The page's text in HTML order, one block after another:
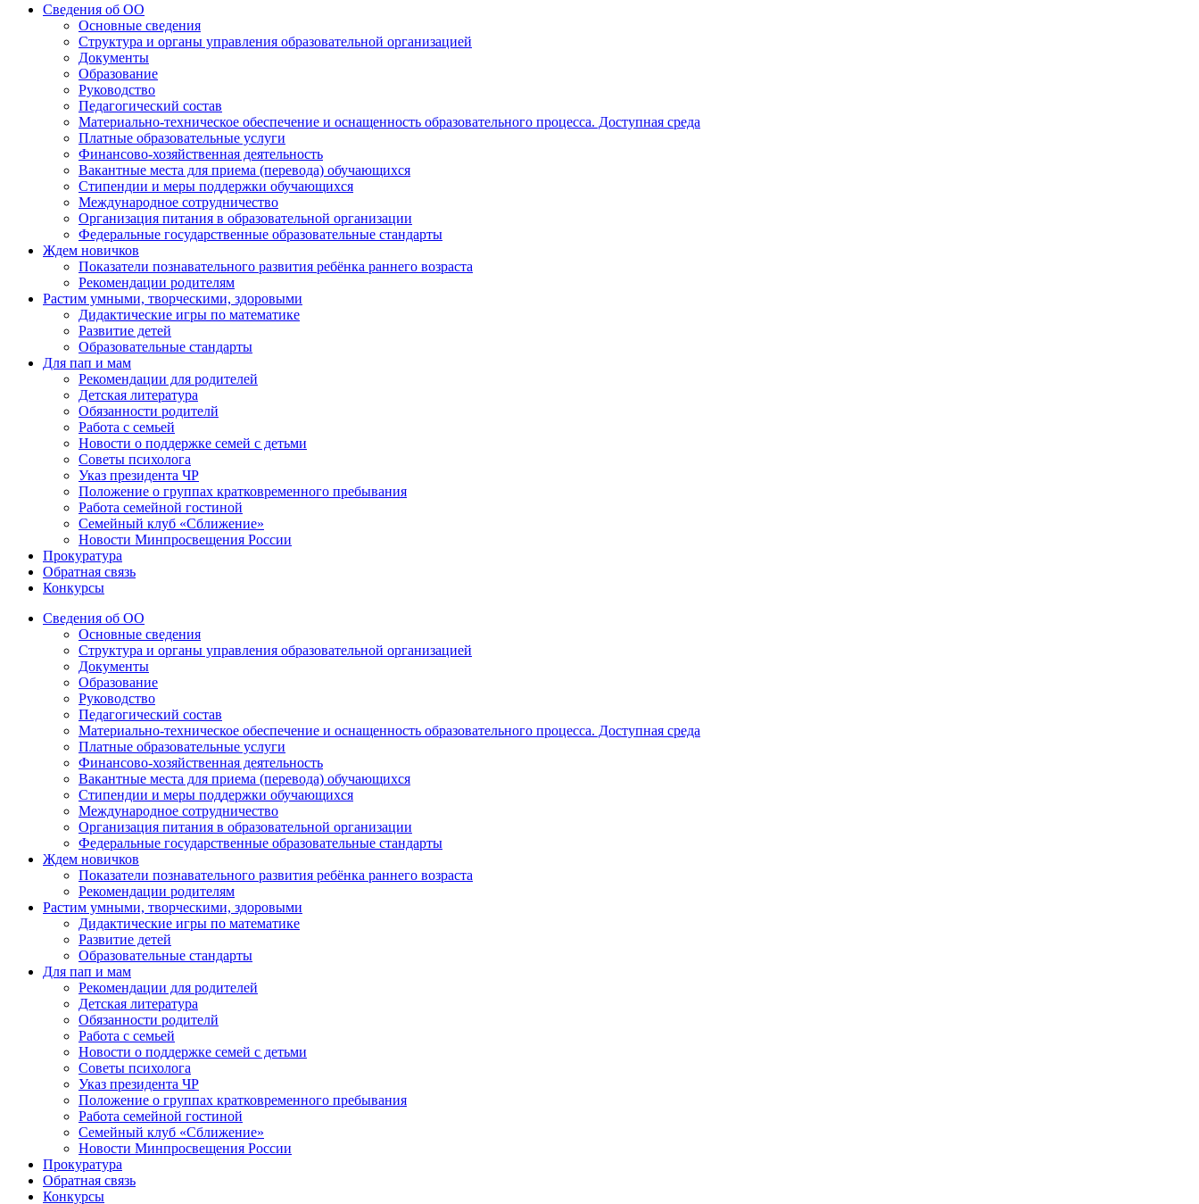
Сведения об ОО
Основные сведения
Структура и органы управления образовательной организацией
Документы
Образование
Руководство
Педагогический состав
Материально-техническое обеспечение и оснащенность образовательного процесса. Доступная среда
Платные образовательные услуги
Финансово-хозяйственная деятельность
Вакантные места для приема (перевода) обучающихся
Стипендии и меры поддержки обучающихся
Международное сотрудничество
Организация питания в образовательной организации
Федеральные государственные образовательные стандарты
Ждем новичков
Показатели познавательного развития ребёнка раннего возраста
Рекомендации родителям
Растим умными, творческими, здоровыми
Дидактические игры по математике
Развитие детей
Образовательные стандарты
Для пап и мам
Рекомендации для родителей
Детская литература
Обязанности родителй
Работа с семьей
Новости о поддержке семей с детьми
Советы психолога
Указ президента ЧР
Положение о группах кратковременного пребывания
Работа семейной гостиной
Семейный клуб «Сближение»
Новости Минпросвещения России
Прокуратура
Обратная связь
Конкурсы
Сведения об ОО
Основные сведения
Структура и органы управления образовательной организацией
Документы
Образование
Руководство
Педагогический состав
Материально-техническое обеспечение и оснащенность образовательного процесса. Доступная среда
Платные образовательные услуги
Финансово-хозяйственная деятельность
Вакантные места для приема (перевода) обучающихся
Стипендии и меры поддержки обучающихся
Международное сотрудничество
Организация питания в образовательной организации
Федеральные государственные образовательные стандарты
Ждем новичков
Показатели познавательного развития ребёнка раннего возраста
Рекомендации родителям
Растим умными, творческими, здоровыми
Дидактические игры по математике
Развитие детей
Образовательные стандарты
Для пап и мам
Рекомендации для родителей
Детская литература
Обязанности родителй
Работа с семьей
Новости о поддержке семей с детьми
Советы психолога
Указ президента ЧР
Положение о группах кратковременного пребывания
Работа семейной гостиной
Семейный клуб «Сближение»
Новости Минпросвещения России
Прокуратура
Обратная связь
Конкурсы